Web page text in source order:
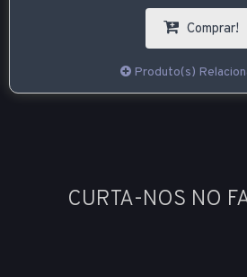
Produto(s) Relacionado(s)
CURTA-NOS NO